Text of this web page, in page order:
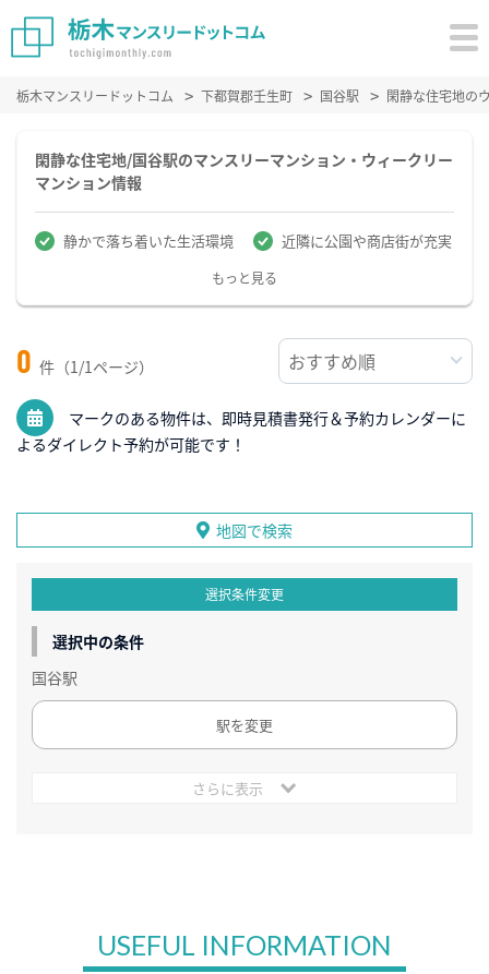
栃木マンスリードットコム 下都賀郡壬生町 国谷駅 閑静な住宅地の
閑静な住宅地/国谷駅のマンスリーマンション・ウィークリー
マンション情報
静かで落ち着いた生活環境 近隣に公園や商店街が充実
もっと見る
0 件（1/1ページ）
マークのある物件は、即時見積書発行＆予約カレンダーに
よるダイレクト予約が可能です！
地図で検索
選択条件変更
選択中の条件
国谷駅
駅を変更
さらに表示
USEFUL INFORMATION